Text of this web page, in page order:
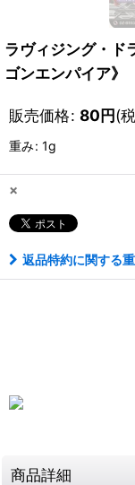
ラヴィジング・
ゴンエンパイア》
販売価格: 80円(
重み: 1g
×
返品特約に関する
商品詳細